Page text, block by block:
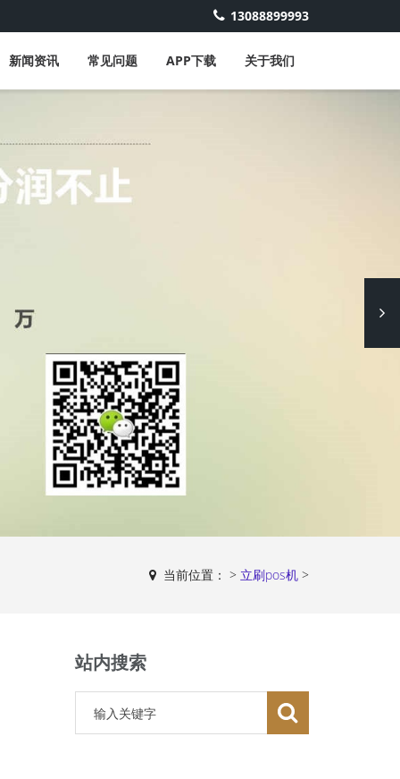
13088899993
新闻资讯 常见问题 APP下载 关于我们
当前位置： > 立刷pos机 >
站内搜索